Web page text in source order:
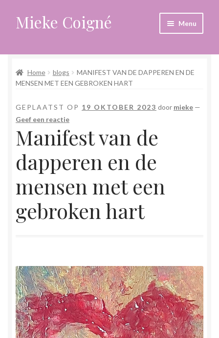
Ga
door
navigatie
Ga
naar
inhoud
Mieke Coigné Menu
Afrekenen
Anders leven in een sterk veranderende tijd
Contact
Mijn account
Mindfulness en Hartcoherentie
Narcisme
Home blogs
MANIFEST VAN DE DAPPEREN EN DE
MENSEN MET EEN GEBROKEN HART
GEPLAATST OP 19 OKTOBER 2023 door mieke —
Geef een reactie
Manifest van de
dapperen en de
mensen met een
gebroken hart